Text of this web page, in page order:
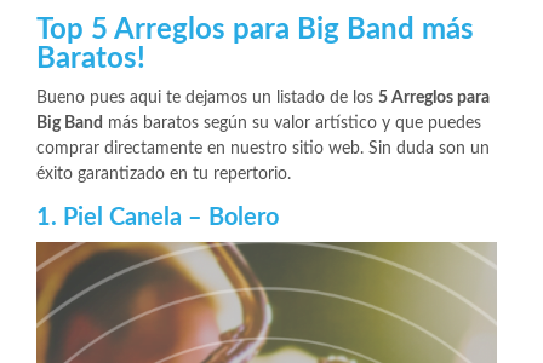
Top 5 Arreglos para Big Band más
Baratos!
Bueno pues aqui te dejamos un listado de los 5 Arreglos para
Big Band más baratos según su valor artístico y que puedes
comprar directamente en nuestro sitio web. Sin duda son un
éxito garantizado en tu repertorio.
1. Piel Canela – Bolero